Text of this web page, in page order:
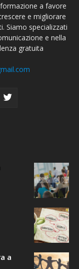
a favore
e migliorare
Siamo specializzati
e nella
gratuita
a